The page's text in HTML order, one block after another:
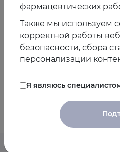
21.03.2025
Практические аспекты
пользы и риска
фармацевтических
Также мы используем
корректной работы
безопасности, сбора
персонализации
Я являюсь